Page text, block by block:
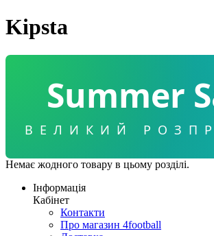
Kipsta
Summer
ВЕЛИКИЙ
Немає жодного товару в цьому розділі.
Інформація
Кабінет
Контакти
Про магазин 4football